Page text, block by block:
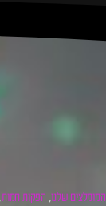
המומלצים שלנו, הפקות חמות